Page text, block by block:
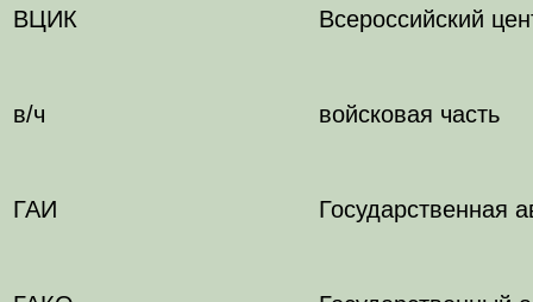
ВЦИК Всероссийский
в/ч войсковая часть
ГАИ Государственная